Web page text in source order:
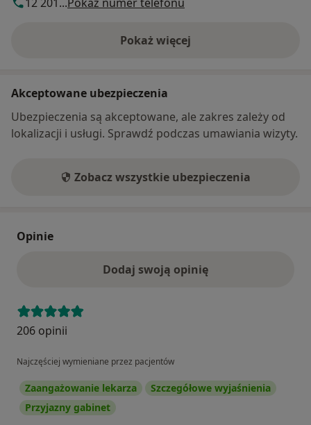
Pokaż więcej
o adresie
Akceptowane ubezpieczenia
Ubezpieczenia są akceptowane, ale zakres zależy od
lokalizacji i usługi. Sprawdź podczas umawiania wizyty.
Zobacz wszystkie ubezpieczenia
Opinie
Dodaj swoją opinię
206 opinii
Najczęściej wymieniane przez pacjentów
Zaangażowanie lekarza
Szczegółowe wyjaśnienia
Przyjazny gabinet